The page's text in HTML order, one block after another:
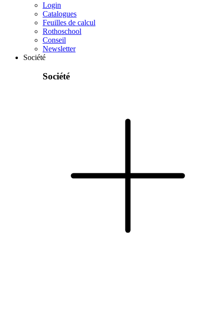
Login
Catalogues
Feuilles de calcul
Rothoschool
Conseil
Newsletter
Société
Société